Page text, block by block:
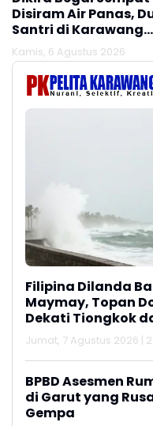
Disiram Air Panas,
Santri di Karawang
Terluka Akibat Aksi
Oknum Linmas
Kamis, 6 Agustus 2026
Filipina Dilanda
Maymay, Topan
Dekati Tiongkok
Jumat, 7 Agustus 2026 |
BPBD Asesmen
di Garut yang
Gempa